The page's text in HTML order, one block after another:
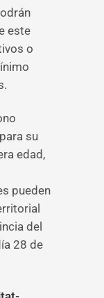
este
o
su
edad,
pueden
del
28 de